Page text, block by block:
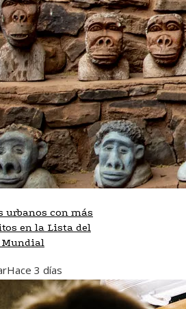
urbanos con más
en la Lista del
Hace 3 días